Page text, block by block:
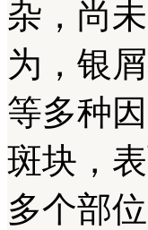
杂，尚
为，银
等多种
斑块，
多个部